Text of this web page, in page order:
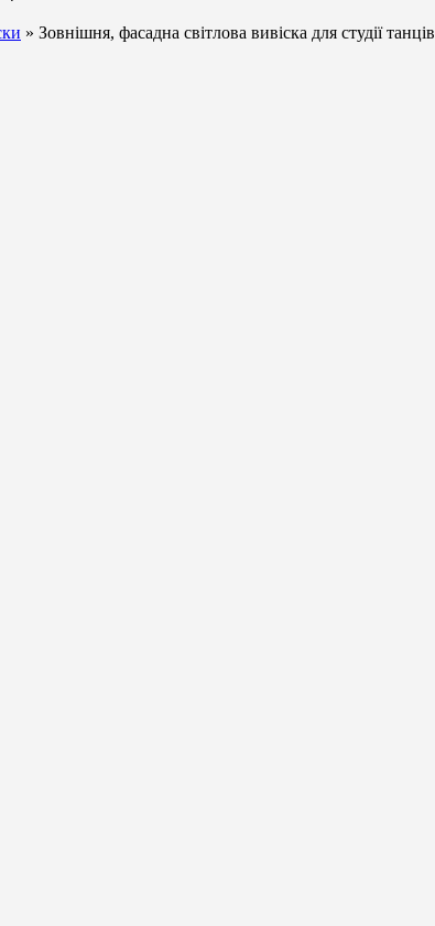
» Зовнішня, фасадна світлова вивіска для студії танців